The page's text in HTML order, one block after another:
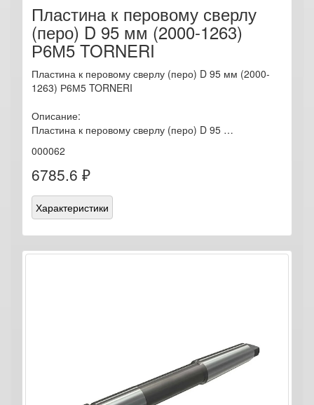
Пластина к перовому сверлу
(перо) D 95 мм (2000-1263)
Р6М5 TORNERI
Пластина к перовому сверлу (перо) D 95 мм (2000-
1263) Р6М5 TORNERI
Описание:
Пластина к перовому сверлу (перо) D 95 …
000062
6785.6 ₽
Характеристики